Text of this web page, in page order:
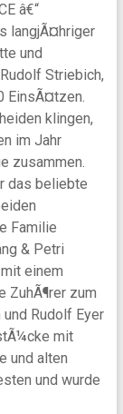
â€“
langjÃ¤hriger
und
Striebich,
EinsÃ¤tzen.
klingen,
im Jahr
zusammen.
das beliebte
Familie
& Petri
einem
ZuhÃ¶rer zum
Rudolf Eyer
mit
und alten
und wurde